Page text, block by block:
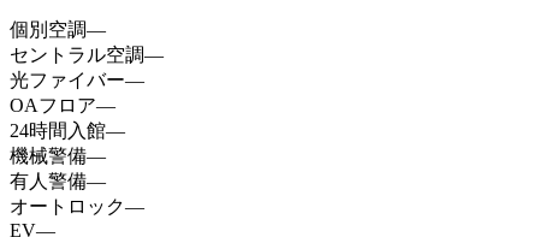
個別空調—
セントラル空調—
光ファイバー—
OAフロア—
24時間入館—
機械警備—
有人警備—
オートロック—
EV—